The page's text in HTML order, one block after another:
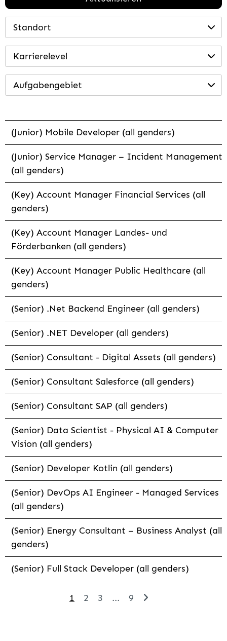
Standort
Karrierelevel
Aufgabengebiet
(Junior) Mobile Developer (all genders)
(Junior) Service Manager – Incident Management
(all genders)
(Key) Account Manager Financial Services (all
genders)
(Key) Account Manager Landes- und
Förderbanken (all genders)
(Key) Account Manager Public Healthcare (all
genders)
(Senior) .Net Backend Engineer (all genders)
(Senior) .NET Developer (all genders)
(Senior) Consultant - Digital Assets (all genders)
(Senior) Consultant Salesforce (all genders)
(Senior) Consultant SAP (all genders)
(Senior) Data Scientist - Physical AI & Computer
Vision (all genders)
(Senior) Developer Kotlin (all genders)
(Senior) DevOps AI Engineer - Managed Services
(all genders)
(Senior) Energy Consultant – Business Analyst (all
genders)
(Senior) Full Stack Developer (all genders)
1 2 3 ... 9